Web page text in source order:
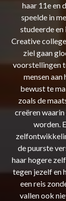
haar 11e en
speelde in
studeerde en
Creative
ziel gaan
voorstellingen
mensen
bewust te
zoals de
creëren
worden.
de puurste
haar hogere
tegen jezelf en
een reis
vallen ook